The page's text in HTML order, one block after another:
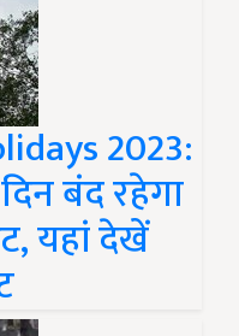
2023:
बंद रहेगा
यहां देखें